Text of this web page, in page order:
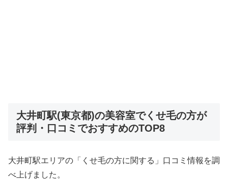
大井町駅(東京都)の美容室でくせ毛の方が
評判・口コミでおすすめのTOP8
大井町駅エリアの「くせ毛の方に関する」口コミ情報を調
べ上げました。